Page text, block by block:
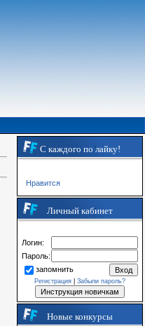
С каждого по лайку!
Нравится
Личный кабинет
Логин:
Пароль:
запомнить
Регистрация Забыли пароль?
Новые конкурсы